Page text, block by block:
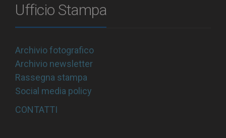
Ufficio Stampa
Archivio fotografico
Archivio newsletter
Rassegna stampa
Social media policy
CONTATTI